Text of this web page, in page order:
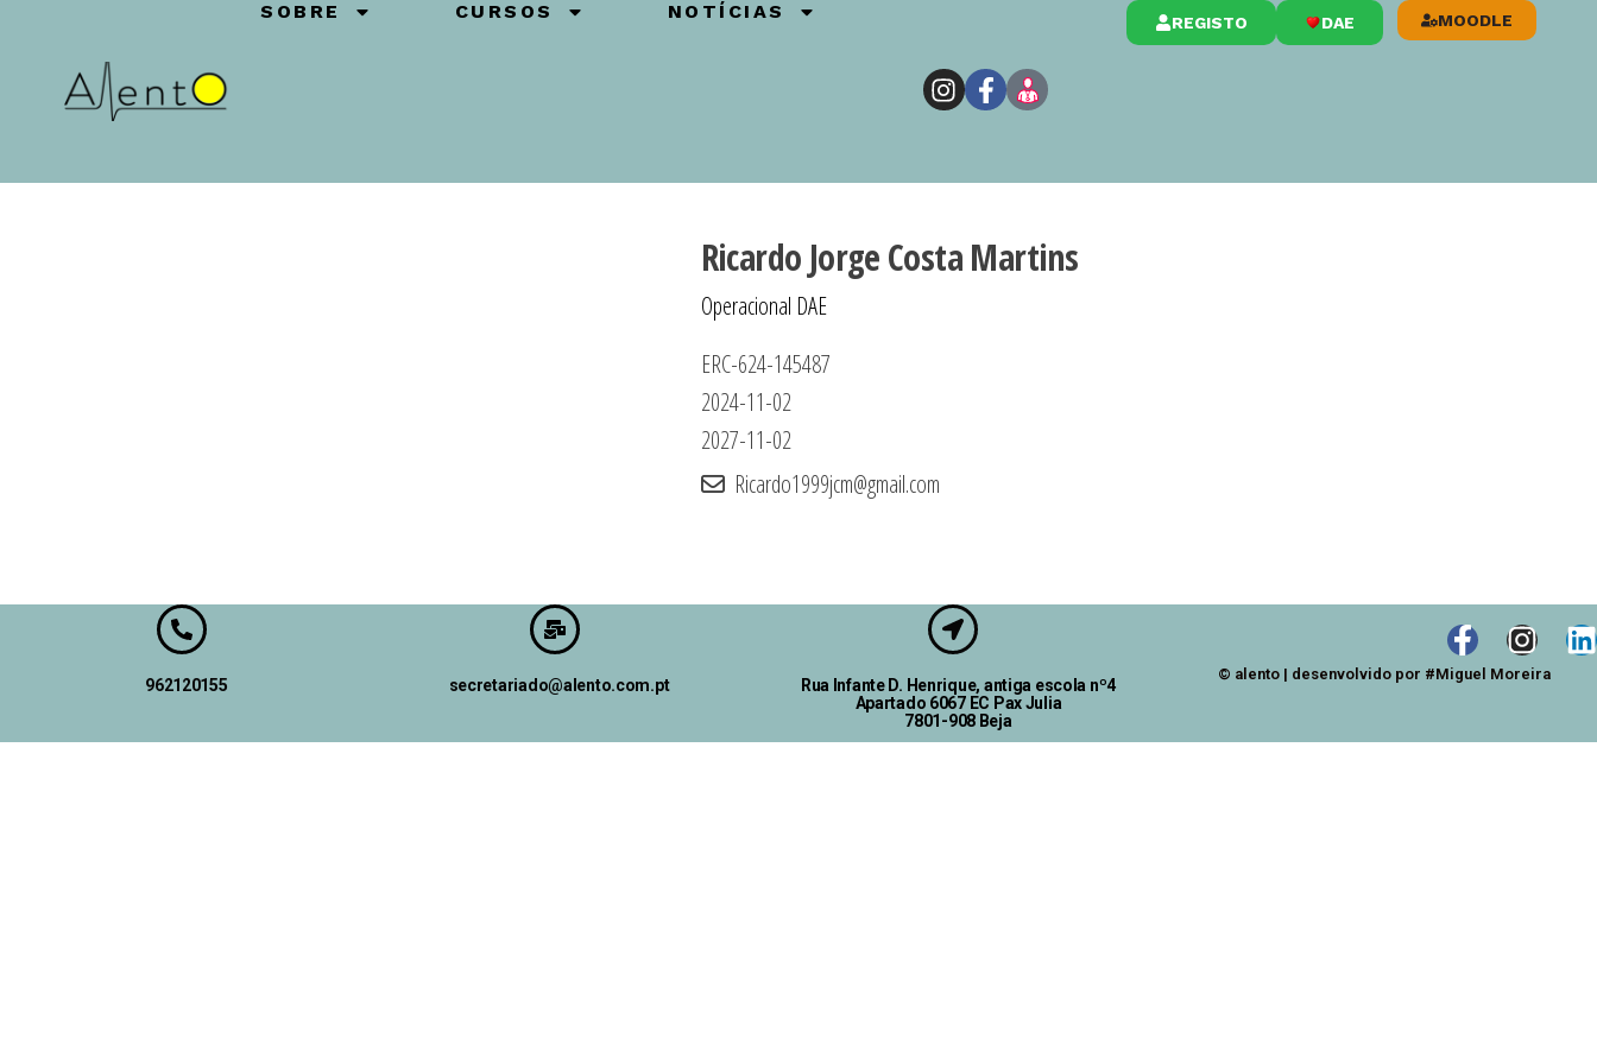
SOBRE CURSOS NOTÍCIAS REGISTO DAE MOODLE
Ricardo Jorge Costa Martins
Operacional DAE
ERC-624-145487
2024-11-02
2027-11-02
Ricardo1999jcm@gmail.com
962120155 secretariado@alento.com.pt
Rua Infante D. Henrique, antiga escola nº4
Apartado 6067 EC Pax Julia
7801-908 Beja
© alento | desenvolvido por #Miguel Moreira